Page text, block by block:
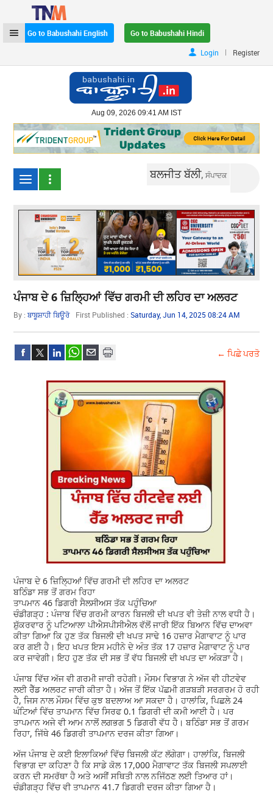
Go to Babushahi English
Go to Babushahi Hindi
Login
| Register
Aug 09, 2026 09:41 AM IST
ਬਲਜੀਤ ਬੱਲੀ,ਸੰਪਾਦਕ
ਪੰਜਾਬ ਦੇ 6 ਜ਼ਿਲ੍ਹਿਆਂ ਵਿੱਚ ਗਰਮੀ ਦੀ ਲਹਿਰ ਦਾ ਅਲਰਟ
By :ਬਾਬੂਸ਼ਾਹੀ ਬਿਊਰੋ First Published :Saturday, Jun 14, 2025 08:24 AM
← ਪਿਛੇ ਪਰਤੋ
ਪੰਜਾਬ ਦੇ 6 ਜ਼ਿਲ੍ਹਿਆਂ ਵਿੱਚ ਗਰਮੀ ਦੀ ਲਹਿਰ ਦਾ ਅਲਰਟ
ਬਠਿੰਡਾ ਸਭ ਤੋਂ ਗਰਮ ਰਿਹਾ
ਤਾਪਮਾਨ 46 ਡਿਗਰੀ ਸੈਲਸੀਅਸ ਤੱਕ ਪਹੁੰਚਿਆ
ਚੰਡੀਗੜ੍ਹ : ਪੰਜਾਬ ਵਿੱਚ ਗਰਮੀ ਕਾਰਨ ਬਿਜਲੀ ਦੀ ਖਪਤ ਵੀ ਤੇਜ਼ੀ ਨਾਲ ਵਧੀ ਹੈ।
ਸ਼ੁੱਕਰਵਾਰ ਨੂੰ ਪਟਿਆਲਾ ਪੀਐਸਪੀਸੀਐਲ ਵੱਲੋਂ ਜਾਰੀ ਇੱਕ ਬਿਆਨ ਵਿੱਚ ਦਾਅਵਾ
ਕੀਤਾ ਗਿਆ ਕਿ ਹੁਣ ਤੱਕ ਬਿਜਲੀ ਦੀ ਖਪਤ ਸਾਢੇ 16 ਹਜ਼ਾਰ ਮੈਗਾਵਾਟ ਨੂੰ ਪਾਰ
ਕਰ ਗਈ ਹੈ। ਇਹ ਖਪਤ ਇਸ ਮਹੀਨੇ ਦੇ ਅੰਤ ਤੱਕ 17 ਹਜ਼ਾਰ ਮੈਗਾਵਾਟ ਨੂੰ ਪਾਰ
ਕਰ ਜਾਵੇਗੀ। ਇਹ ਹੁਣ ਤੱਕ ਦੀ ਸਭ ਤੋਂ ਵੱਧ ਬਿਜਲੀ ਦੀ ਖਪਤ ਦਾ ਅੰਕੜਾ ਹੈ।
ਪੰਜਾਬ ਵਿੱਚ ਅੱਜ ਵੀ ਗਰਮੀ ਜਾਰੀ ਰਹੇਗੀ। ਮੌਸਮ ਵਿਭਾਗ ਨੇ ਅੱਜ ਵੀ ਹੀਟਵੇਵ
ਲਈ ਰੈੱਡ ਅਲਰਟ ਜਾਰੀ ਕੀਤਾ ਹੈ। ਅੱਜ ਤੋਂ ਇੱਕ ਪੱਛਮੀ ਗੜਬੜੀ ਸਰਗਰਮ ਹੋ ਰਹੀ
ਹੈ, ਜਿਸ ਨਾਲ ਮੌਸਮ ਵਿੱਚ ਕੁਝ ਬਦਲਾਅ ਆ ਸਕਦਾ ਹੈ। ਹਾਲਾਂਕਿ, ਪਿਛਲੇ 24
ਘੰਟਿਆਂ ਵਿੱਚ ਤਾਪਮਾਨ ਵਿੱਚ ਸਿਰਫ 0.1 ਡਿਗਰੀ ਦੀ ਕਮੀ ਆਈ ਹੈ। ਪਰ
ਤਾਪਮਾਨ ਅਜੇ ਵੀ ਆਮ ਨਾਲੋਂ ਲਗਭਗ 5 ਡਿਗਰੀ ਵੱਧ ਹੈ। ਬਠਿੰਡਾ ਸਭ ਤੋਂ ਗਰਮ
ਰਿਹਾ, ਜਿੱਥੇ 46 ਡਿਗਰੀ ਤਾਪਮਾਨ ਦਰਜ ਕੀਤਾ ਗਿਆ।
ਅੱਜ ਪੰਜਾਬ ਦੇ ਕਈ ਇਲਾਕਿਆਂ ਵਿੱਚ ਬਿਜਲੀ ਕੱਟ ਲੱਗੇਗਾ। ਹਾਲਾਂਕਿ, ਬਿਜਲੀ
ਵਿਭਾਗ ਦਾ ਕਹਿਣਾ ਹੈ ਕਿ ਸਾਡੇ ਕੋਲ 17,000 ਮੈਗਾਵਾਟ ਤੱਕ ਬਿਜਲੀ ਸਪਲਾਈ
ਕਰਨ ਦੀ ਸਮਰੱਥਾ ਹੈ ਅਤੇ ਅਸੀਂ ਸਥਿਤੀ ਨਾਲ ਨਜਿੱਠਣ ਲਈ ਤਿਆਰ ਹਾਂ।
ਚੰਡੀਗੜ੍ਹ ਵਿੱਚ ਵੀ ਤਾਪਮਾਨ 41.7 ਡਿਗਰੀ ਦਰਜ ਕੀਤਾ ਗਿਆ ਹੈ।